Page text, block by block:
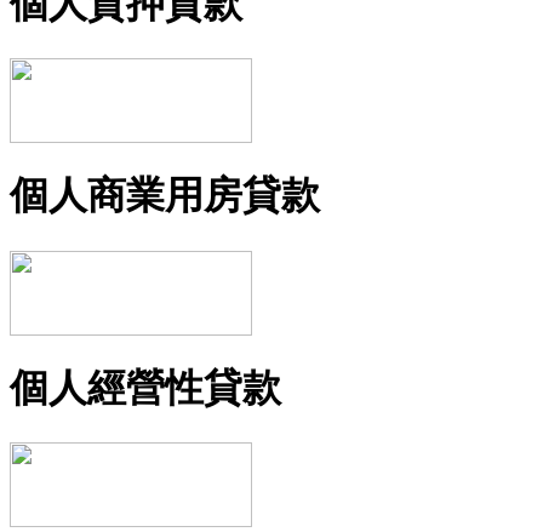
個人商業用房貸款
個人經營性貸款